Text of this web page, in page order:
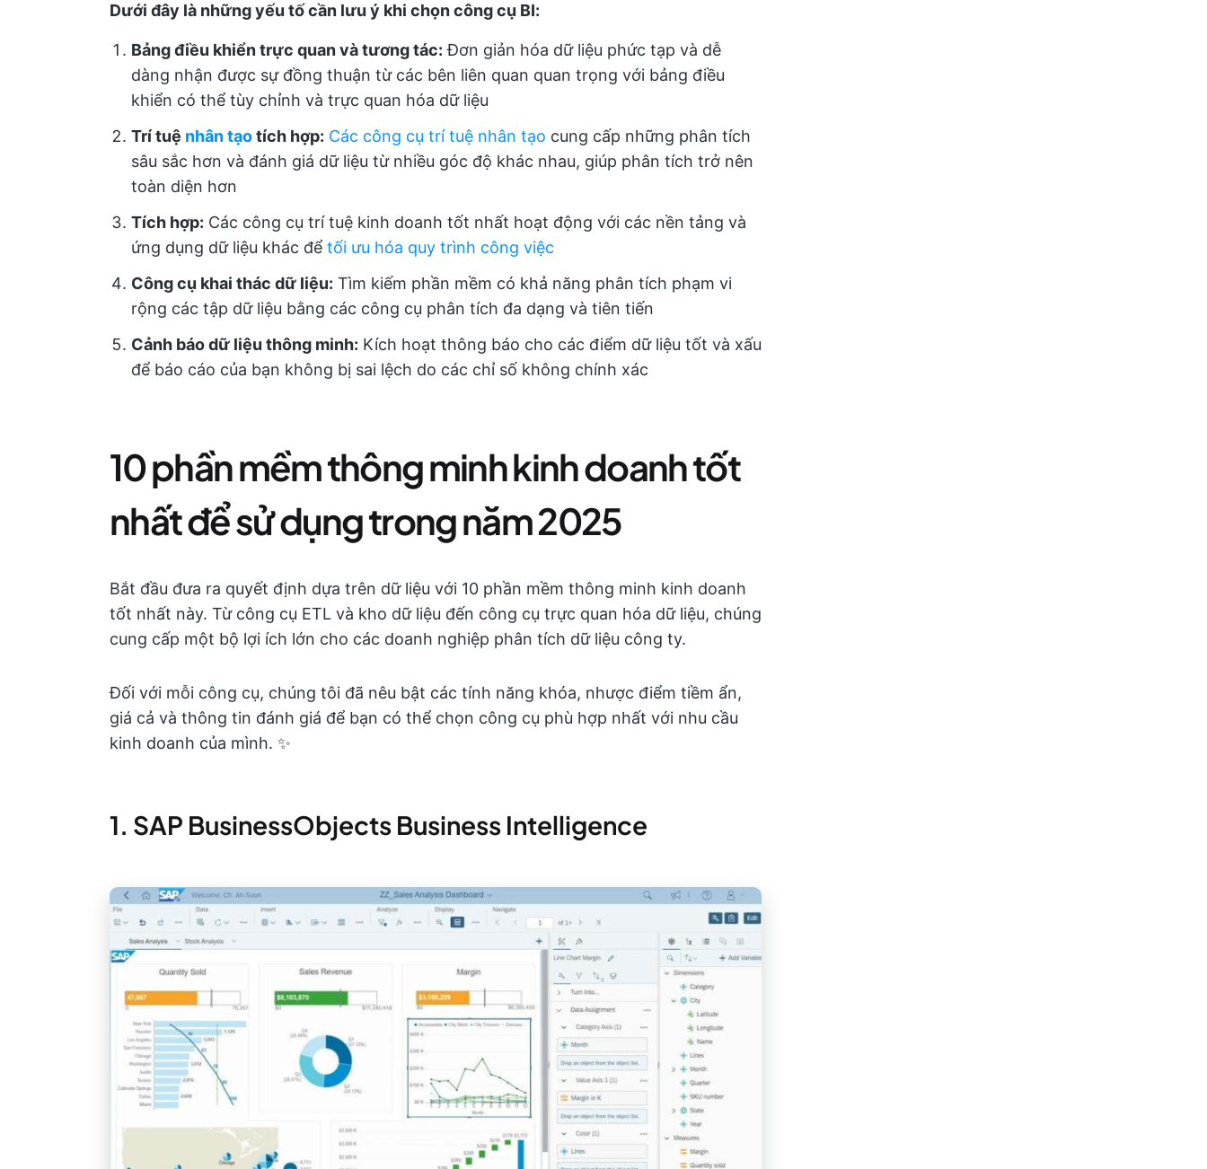
Dưới đây là những yếu tố cần lưu ý khi chọn công cụ BI:
Bảng điều khiển trực quan và tương tác: Đơn giản hóa dữ liệu phức tạp và dễ
dàng nhận được sự đồng thuận từ các bên liên quan quan trọng với bảng điều
khiển có thể tùy chỉnh và trực quan hóa dữ liệu
Trí tuệ nhân tạotích hợp: Các công cụ trí tuệ nhân tạo cung cấp những phân tích
sâu sắc hơn và đánh giá dữ liệu từ nhiều góc độ khác nhau, giúp phân tích trở nên
toàn diện hơn
Tích hợp: Các công cụ trí tuệ kinh doanh tốt nhất hoạt động với các nền tảng và
ứng dụng dữ liệu khác để tối ưu hóa quy trình công việc
Công cụ khai thác dữ liệu: Tìm kiếm phần mềm có khả năng phân tích phạm vi
rộng các tập dữ liệu bằng các công cụ phân tích đa dạng và tiên tiến
Cảnh báo dữ liệu thông minh: Kích hoạt thông báo cho các điểm dữ liệu tốt và xấu
để báo cáo của bạn không bị sai lệch do các chỉ số không chính xác
10 phần mềm thông minh kinh doanh tốt
nhất để sử dụng trong năm 2025
Bắt đầu đưa ra quyết định dựa trên dữ liệu với 10 phần mềm thông minh kinh doanh
tốt nhất này. Từ công cụ ETL và kho dữ liệu đến công cụ trực quan hóa dữ liệu, chúng
cung cấp một bộ lợi ích lớn cho các doanh nghiệp phân tích dữ liệu công ty.
Đối với mỗi công cụ, chúng tôi đã nêu bật các tính năng khóa, nhược điểm tiềm ẩn,
giá cả và thông tin đánh giá để bạn có thể chọn công cụ phù hợp nhất với nhu cầu
kinh doanh của mình. ✨
1. SAP BusinessObjects Business Intelligence